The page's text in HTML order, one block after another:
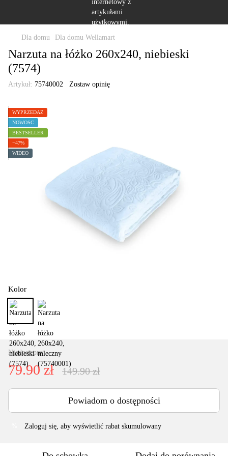
Dla domu Dla domu Wellamart
Narzuta na łóżko 260x240, niebieski
(7574)
Artykuł: 75740002 Zostaw opinię
WYPRZEDAŻ
NOWOŚĆ
BESTSELLER
−47%
WIDEO
Kolor
Niedostępny
79.90 zł 149.90 zł
Powiadom o dostępności
Zaloguj się , aby wyświetlić rabat skumulowany